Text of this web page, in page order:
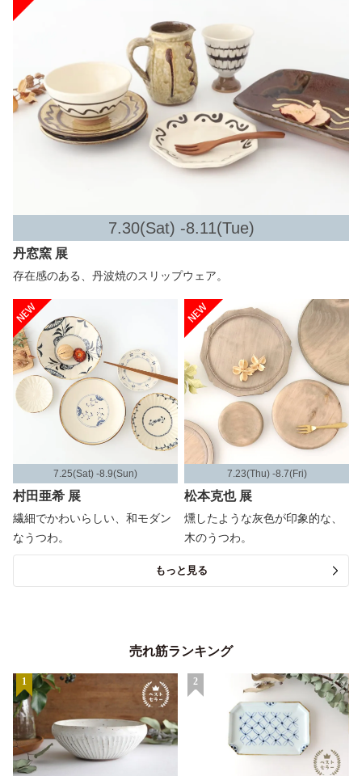
7.30(Sat) -8.11(Tue)
丹窓窯 展
存在感のある、丹波焼のスリップウェア。
7.25(Sat) -8.9(Sun)
村田亜希 展
繊細でかわいらしい、和モダン
なうつわ。
7.23(Thu) -8.7(Fri)
松本克也 展
燻したような灰色が印象的な、
木のうつわ。
もっと見る
売れ筋ランキング
1 2